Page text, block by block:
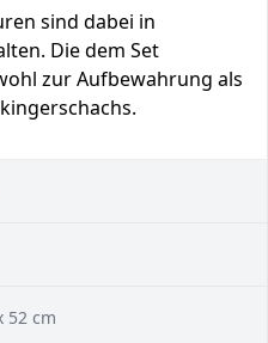
sind dabei in
Die dem Set
zur Aufbewahrung als
52 cm